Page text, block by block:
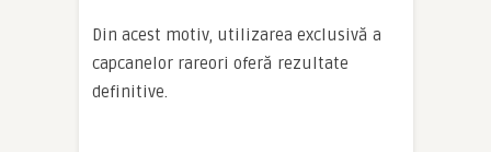
Din acest motiv, utilizarea exclusivă a
capcanelor rareori oferă rezultate
definitive.